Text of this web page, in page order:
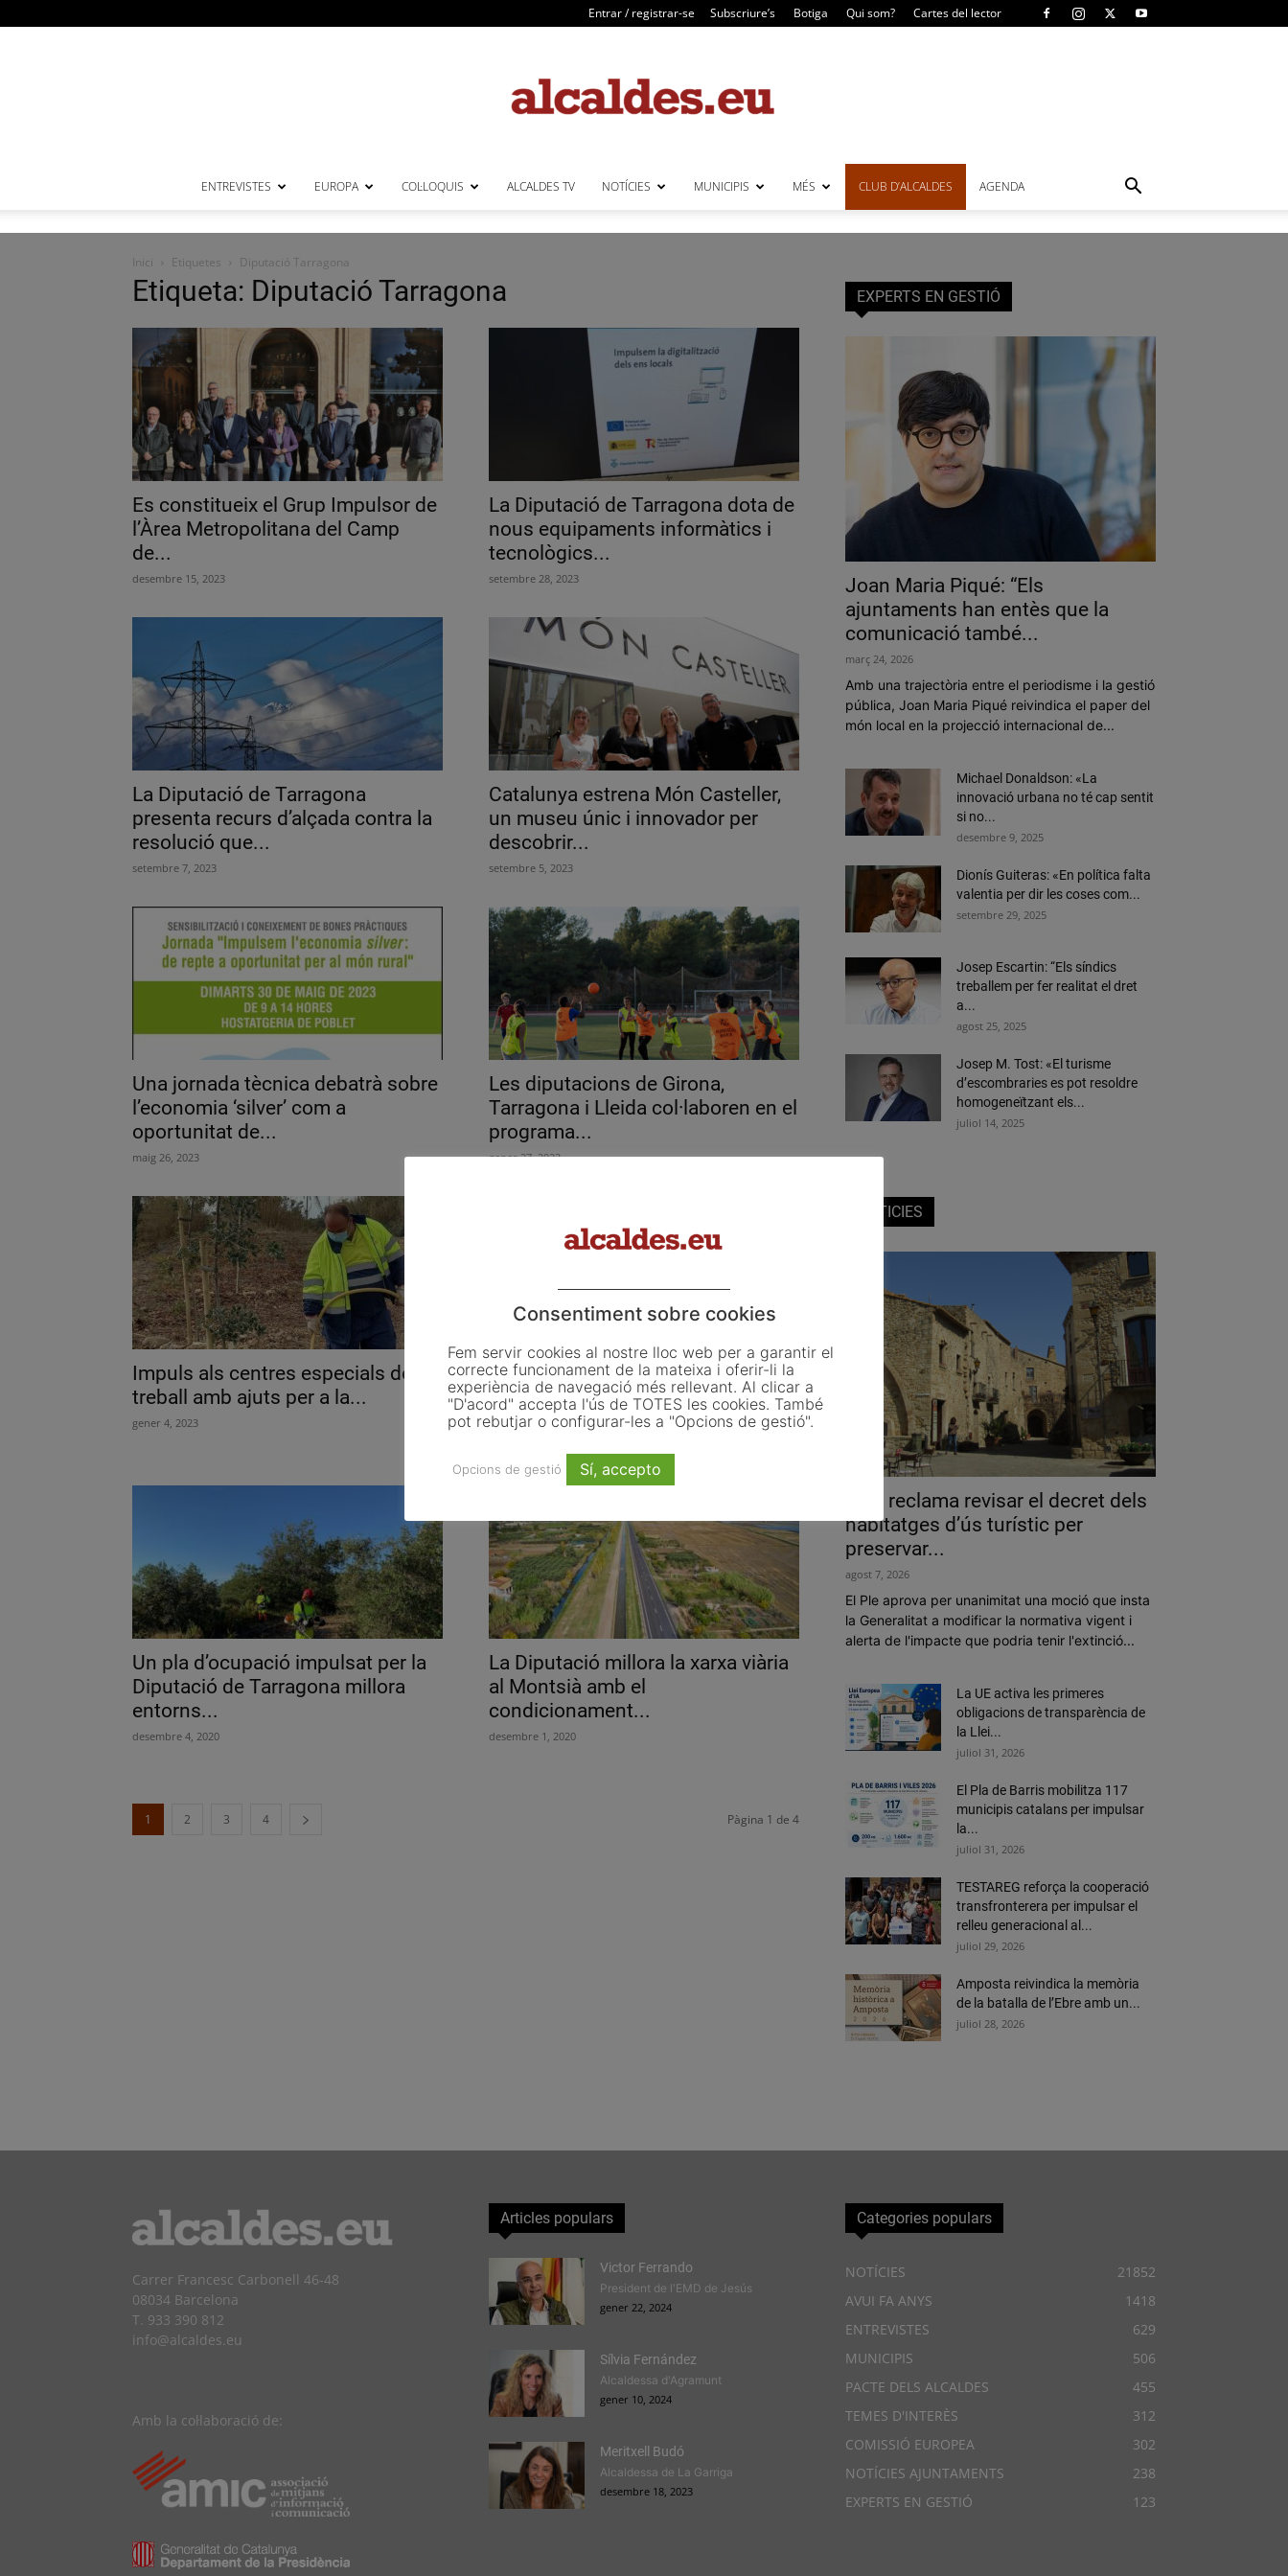
Entrar / registrar-se Subscriure’s Botiga Qui som? Cartes del lector
ENTREVISTES EUROPA COL·LOQUIS ALCALDES TV NOTÍCIES MUNICIPIS MÉS CLUB D’ALCALDES AGENDA
Inici Etiquetes Diputació Tarragona
Etiqueta: Diputació Tarragona
Es constitueix el Grup Impulsor de
l’Àrea Metropolitana del Camp
de...
desembre 15, 2023
La Diputació de Tarragona dota de
nous equipaments informàtics i
tecnològics...
setembre 28, 2023
La Diputació de Tarragona
presenta recurs d’alçada contra la
resolució que...
setembre 7, 2023
Catalunya estrena Món Casteller,
un museu únic i innovador per
descobrir...
setembre 5, 2023
Una jornada tècnica debatrà sobre
l’economia ‘silver’ com a
oportunitat de...
maig 26, 2023
Les diputacions de Girona,
Tarragona i Lleida col·laboren en el
programa...
gener 27, 2023
Impuls als centres especials de
treball amb ajuts per a la...
gener 4, 2023
La diputació de Tarragona dona
assistència tècnica a 113
municipis en...
Un pla d’ocupació impulsat per la
Diputació de Tarragona millora
entorns...
desembre 4, 2020
La Diputació millora la xarxa viària
al Montsià amb el
condicionament...
desembre 1, 2020
1 2 3 4 Pàgina 1 de 4
EXPERTS EN GESTIÓ
Joan Maria Piqué: “Els
ajuntaments han entès que la
comunicació també...
març 24, 2026
Amb una trajectòria entre el periodisme i la gestió
pública, Joan Maria Piqué reivindica el paper del
món local en la projecció internacional de...
Michael Donaldson: «La
innovació urbana no té cap sentit
si no...
desembre 9, 2025
Dionís Guiteras: «En política falta
valentia per dir les coses com...
setembre 29, 2025
Josep Escartin: “Els síndics
treballem per fer realitat el dret
a...
agost 25, 2025
Josep M. Tost: «El turisme
d’escombraries es pot resoldre
homogeneïtzant els...
juliol 14, 2025
NOTICIES
Pals reclama revisar el decret dels
habitatges d’ús turístic per
preservar...
agost 7, 2026
El Ple aprova per unanimitat una moció que insta
la Generalitat a modificar la normativa vigent i
alerta de l'impacte que podria tenir l'extinció...
La UE activa les primeres
obligacions de transparència de
la Llei...
juliol 31, 2026
El Pla de Barris mobilitza 117
municipis catalans per impulsar
la...
juliol 31, 2026
TESTAREG reforça la cooperació
transfronterera per impulsar el
relleu generacional al...
juliol 29, 2026
Amposta reivindica la memòria
de la batalla de l’Ebre amb un...
juliol 28, 2026
Carrer Francesc Carbonell 46-48
08034 Barcelona
T. 933 390 812
info@alcaldes.eu
Amb la col·laboració de:
Articles populars
Victor Ferrando
President de l'EMD de Jesús
gener 22, 2024
Sílvia Fernández
Alcaldessa d'Agramunt
gener 10, 2024
Meritxell Budó
Alcaldessa de La Garriga
desembre 18, 2023
Categories populars
NOTÍCIES
21852
AVUI FA ANYS
1418
ENTREVISTES
629
MUNICIPIS
506
PACTE DELS ALCALDES
455
TEMES D'INTERÈS
312
COMISSIÓ EUROPEA
302
NOTÍCIES AJUNTAMENTS
238
EXPERTS EN GESTIÓ
123
Consentiment sobre cookies
Fem servir cookies al nostre lloc web per a garantir el
correcte funcionament de la mateixa i oferir-li la
experiència de navegació més rellevant. Al clicar a
"D'acord" accepta l'ús de TOTES les cookies. També
pot rebutjar o configurar-les a "Opcions de gestió".
Opcions de gestió Sí, accepto